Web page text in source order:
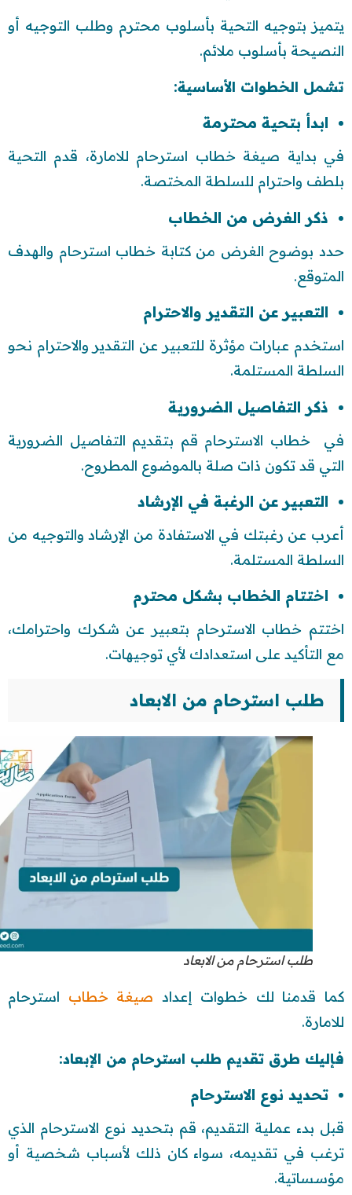
يتميز بتوجيه التحية بأسلوب محترم وطلب التوجيه أو
النصيحة بأسلوب ملائم.
تشمل الخطوات الأساسية:
ابدأ بتحية محترمة
في بداية صيغة خطاب استرحام للامارة، قدم التحية
بلطف واحترام للسلطة المختصة.
ذكر الغرض من الخطاب
حدد بوضوح الغرض من كتابة خطاب استرحام والهدف
المتوقع.
التعبير عن التقدير والاحترام
استخدم عبارات مؤثرة للتعبير عن التقدير والاحترام نحو
السلطة المستلمة.
ذكر التفاصيل الضرورية
في خطاب الاسترحام قم بتقديم التفاصيل الضرورية
التي قد تكون ذات صلة بالموضوع المطروح.
التعبير عن الرغبة في الإرشاد
أعرب عن رغبتك في الاستفادة من الإرشاد والتوجيه من
السلطة المستلمة.
اختتام الخطاب بشكل محترم
اختتم خطاب الاسترحام بتعبير عن شكرك واحترامك،
مع التأكيد على استعدادك لأي توجيهات.
طلب استرحام من الابعاد
طلب استرحام من الابعاد
كما قدمنا لك خطوات إعداد صيغة خطاب استرحام
للامارة.
فإليك طرق تقديم طلب استرحام من الإبعاد:
تحديد نوع الاسترحام
قبل بدء عملية التقديم، قم بتحديد نوع الاسترحام الذي
ترغب في تقديمه، سواء كان ذلك لأسباب شخصية أو
مؤسساتية.